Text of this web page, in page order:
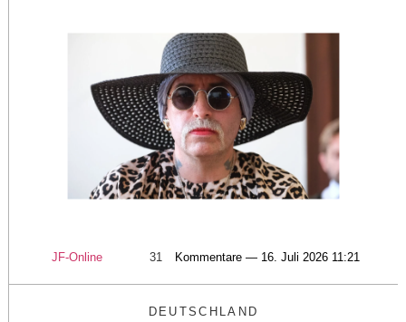
JF-Online 31 Kommentare — 16. Juli 2026 11:21
DEUTSCHLAND